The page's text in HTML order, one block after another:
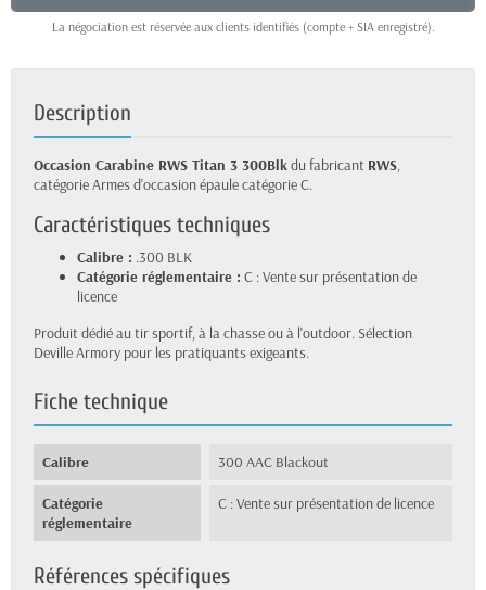
La négociation est réservée aux clients identifiés (compte + SIA enregistré).
Description
Occasion Carabine RWS Titan 3 300Blkdu fabricant RWS,
catégorie Armes d'occasion épaule catégorie C.
Caractéristiques techniques
Calibre : .300 BLK
Catégorie réglementaire : C : Vente sur présentation de
licence
Produit dédié au tir sportif, à la chasse ou à l'outdoor. Sélection
Deville Armory pour les pratiquants exigeants.
Fiche technique
Calibre 300 AAC Blackout
Catégorie
réglementaire
C : Vente sur présentation de licence
Références spécifiques